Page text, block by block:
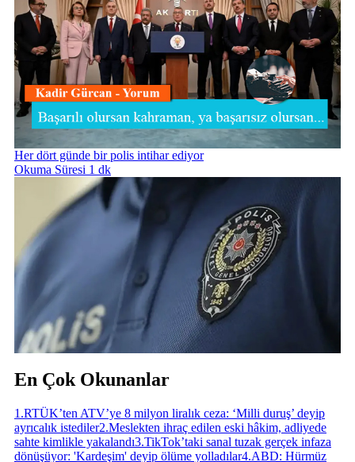
Her dört günde bir polis intihar ediyor
Okuma Süresi 1 dk
En Çok Okunanlar
1 .RTÜK’ten ATV’ye 8 milyon liralık ceza: ‘Milli duruş’ deyip
ayrıcalık istediler2.Meslekten ihraç edilen eski hâkim, adliyede
sahte kimlikle yakalandı3.TikTok’taki sanal tuzak gerçek infaza
dönüşüyor: 'Kardeşim' deyip ölüme yolladılar4.ABD: Hürmüz